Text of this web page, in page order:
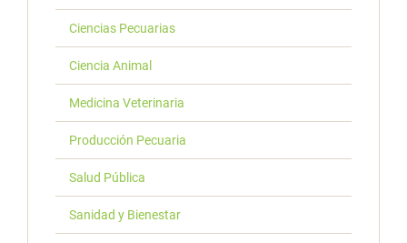
Ciencias Pecuarias
Ciencia Animal
Medicina Veterinaria
Producción Pecuaria
Salud Pública
Sanidad y Bienestar